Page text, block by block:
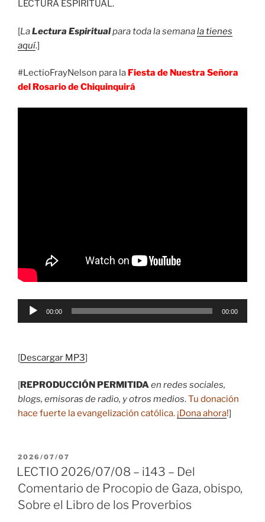
LECTURA ESPIRITUAL.
[LaLectura Espiritualpara toda la semanala tienes
aquí.]
#LectioFrayNelson para la Fiesta de Nuestra Señora
del Rosario de Chiquinquirá
Reproductor
00:00 00:00
[Descargar MP3]
[REPRODUCCIÓN PERMITIDAen redes sociales,
blogs, emisoras de radio, y otros medios.Tu donación
hace fuerte la evangelización católica. ¡Dona ahora!]
PUBLICADO
EL
2026/07/07
LECTIO 2026/07/08 – i143 – Del
Comentario de Procopio de Gaza, obispo,
Sobre el Libro de los Proverbios